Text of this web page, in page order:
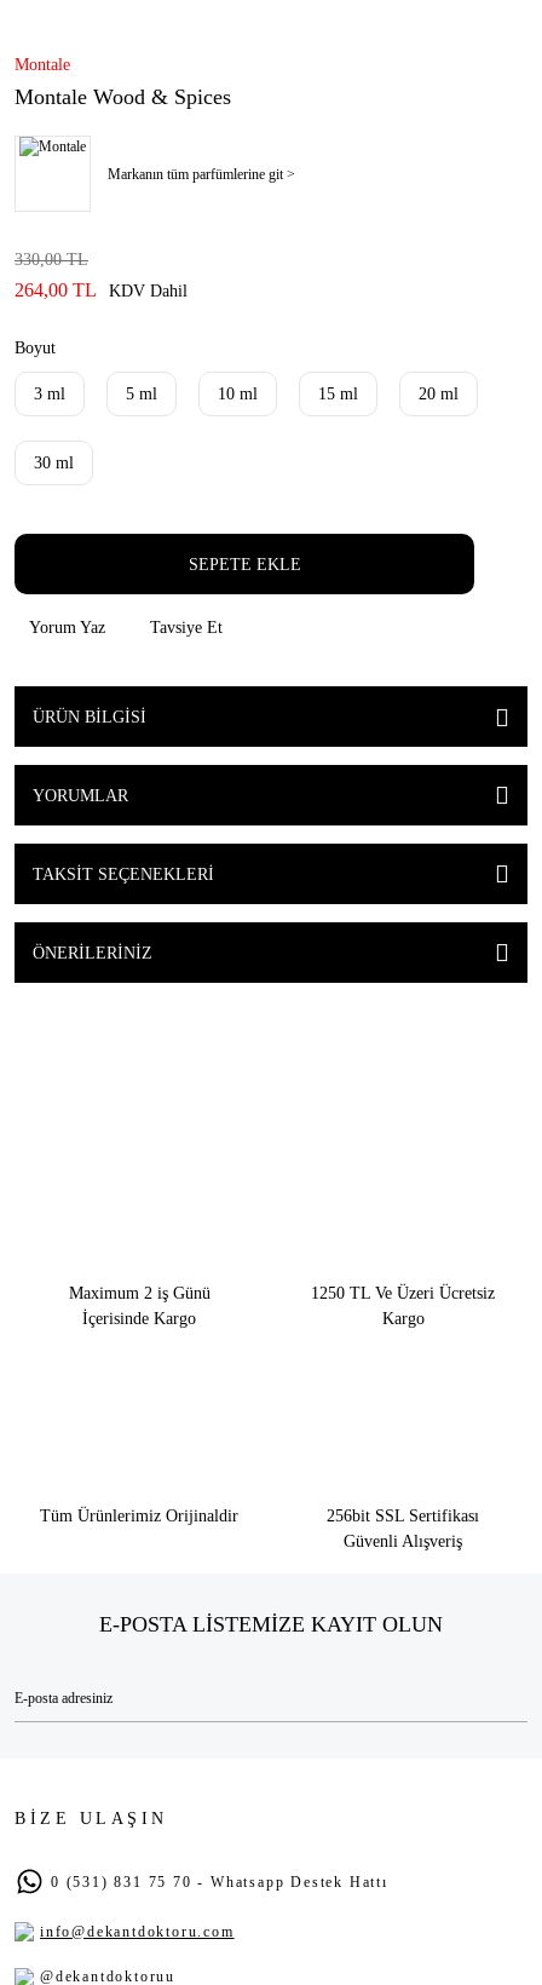
Montale
Montale Wood & Spices
Markanın tüm parfümlerine git >
330,00 TL
264,00 TL KDV Dahil
Boyut
3 ml 5 ml 10 ml 15 ml 20 ml
30 ml
SEPETE EKLE
Yorum Yaz Tavsiye Et
ÜRÜN BILGISI
YORUMLAR
TAKSIT SEÇENEKLERI
ÖNERILERINIZ
Maximum 2 iş Günü
İçerisinde Kargo
1250 TL Ve Üzeri Ücretsiz
Kargo
Tüm Ürünlerimiz Orijinaldir
256bit SSL Sertifikası
Güvenli Alışveriş
E-POSTA LİSTEMİZE KAYIT OLUN
BİZE ULAŞIN
0 (531) 831 75 70 - Whatsapp Destek Hattı
info@dekantdoktoru.com
@dekantdoktoruu